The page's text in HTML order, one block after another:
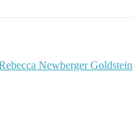
Newberger Goldstein